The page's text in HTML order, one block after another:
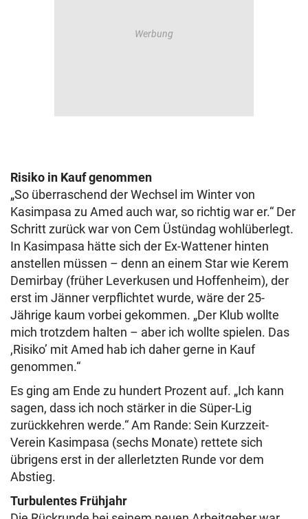
Risiko in Kauf genommen
„So überraschend der Wechsel im Winter von
Kasimpasa zu Amed auch war, so richtig war er.“ Der
Schritt zurück war von Cem Üstündag wohlüberlegt.
In Kasimpasa hätte sich der Ex-Wattener hinten
anstellen müssen – denn an einem Star wie Kerem
Demirbay (früher Leverkusen und Hoffenheim), der
erst im Jänner verpflichtet wurde, wäre der 25-
Jährige kaum vorbei gekommen. „Der Klub wollte
mich trotzdem halten – aber ich wollte spielen. Das
,Risiko’ mit Amed hab ich daher gerne in Kauf
genommen.“
Es ging am Ende zu hundert Prozent auf. „Ich kann
sagen, dass ich noch stärker in die Süper-Lig
zurückkehren werde.“ Am Rande: Sein Kurzzeit-
Verein Kasimpasa (sechs Monate) rettete sich
übrigens erst in der allerletzten Runde vor dem
Abstieg.
Turbulentes Frühjahr